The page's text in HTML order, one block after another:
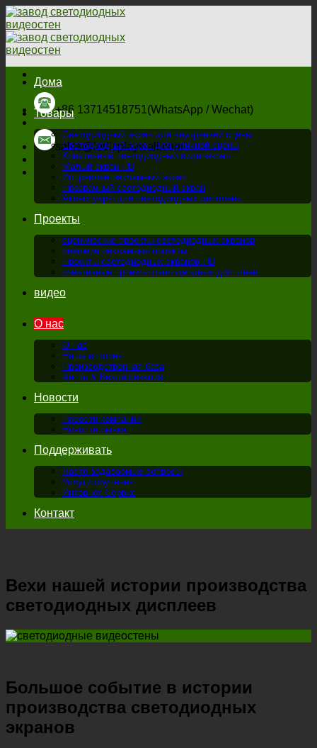
перейти
к
содержанию
+86 13714518751(WhatsApp / Wechat)
sales@ledisplaywall.com
Дома
Товары
Светодиодный экран для внутренней сцены
Светодиодный экран для уличной сцены
Креативный светодиодный видеоэкран
Малый экран HD
Исправлен рекламный экран
Прозрачный светодиодный экран
Аксессуары для светодиодных дисплеев
Проекты
сценические проекты светодиодных экранов
внешние рекламные проекты
Проекты светодиодных экранов HD
креативные проекты светодиодных дисплеев
видео
О нас
О нас
Наша история
Производственная база
Честь & Квалификация
Новости
Новости компании
Новости рынка
Поддерживать
Часто задаваемые вопросы
Услуги обучения
Интернет Сервис
Контакт
Вехи нашей истории производства
светодиодных дисплеев
Большое событие в истории
производства светодиодных
экранов